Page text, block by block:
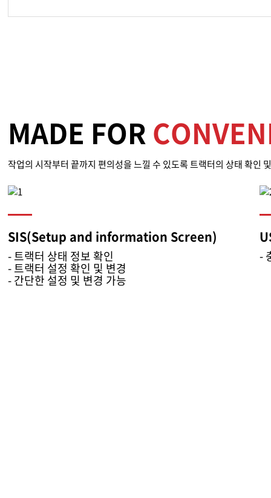
MADE FOR
작업의 시작부터 끝까지 편의성을 느낄 수 있도록 트랙터의 상태 확인
SIS(Setup and information Screen)
- 트랙터 상태 정보 확인
- 트랙터 설정 확인 및 변경
- 간단한 설정 및 변경 가능
-